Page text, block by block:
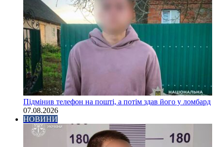
Підмінив телефон на пошті, а потім здав його у ломбард
07.08.2026
НОВИНИ